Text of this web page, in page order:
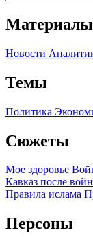
Материалы
Новости
Темы
Политика
Сюжеты
Мое здоровье
Кавказ после
Правила ислама
Персоны